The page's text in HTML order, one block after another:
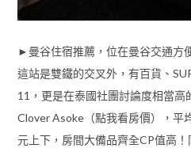
►曼谷住宿推薦，位在曼谷交通方
這站是雙鐵的交叉外，有百貨、
11，更是在泰國社團討論度相當
Clover Asoke（點我看房價），平
元上下，房間大備品齊全CP值高